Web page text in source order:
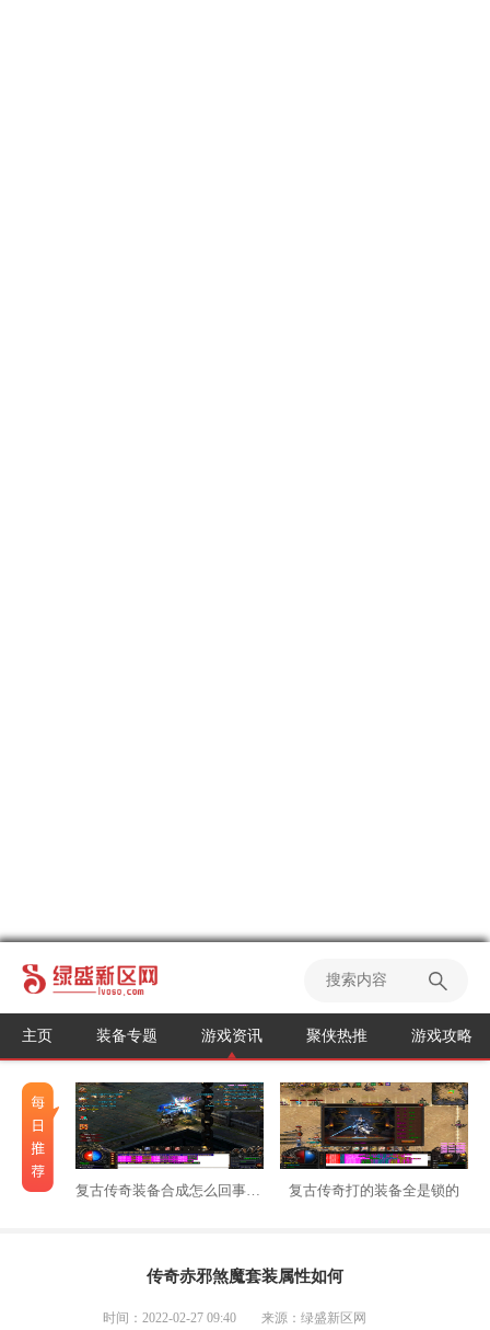
主页 装备专题 游戏资讯 聚侠热推 游戏攻略
复古传奇装备合成怎么回事不能用 复古传奇打的装备全是锁的
传奇赤邪煞魔套装属性如何
时间：2022-02-27 09:40 来源：绿盛新区网